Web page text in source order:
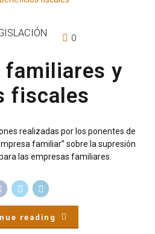
0
familiares y
fiscales
realizadas por los ponentes de
familiar” sobre la supresión
las empresas familiares.
reading